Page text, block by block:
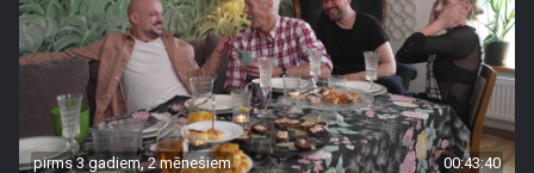
pirms 3 gadiem, 2 mēnešiem 00:43:40